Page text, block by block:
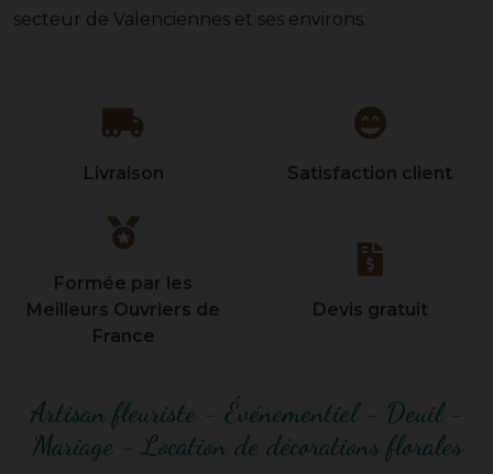
secteur de Valenciennes et ses environs.
Livraison Satisfaction client
Formée par les
Meilleurs Ouvriers de
France
Devis gratuit
Artisan fleuriste - Événementiel - Deuil -
Mariage - Location de décorations florales